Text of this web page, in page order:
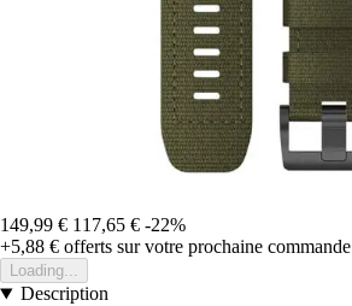
149,99 € 117,65 € -22%
+5,88 € offerts sur votre prochaine commande
Loading...
Description